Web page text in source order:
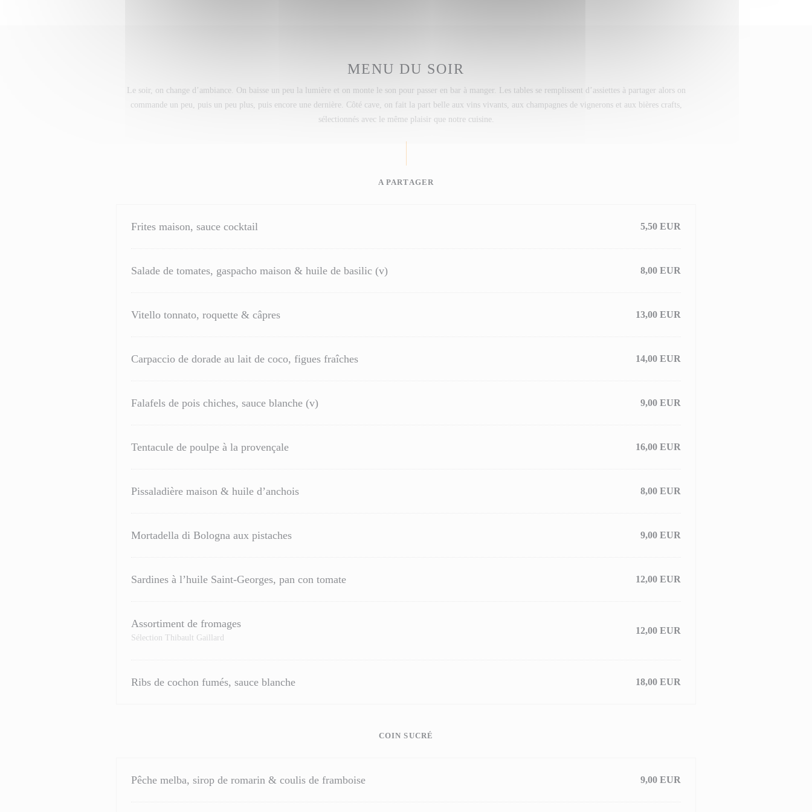
MENU DU SOIR
Le soir, on change d’ambiance. On baisse un peu la lumière et on monte le son pour passer en bar à manger. Les tables se remplissent d’assiettes à partager alors on
commande un peu, puis un peu plus, puis encore une dernière. Côté cave, on fait la part belle aux vins vivants, aux champagnes de vignerons et aux bières crafts,
sélectionnés avec le même plaisir que notre cuisine.
A PARTAGER
Frites maison, sauce cocktail 5,50 EUR
Salade de tomates, gaspacho maison & huile de basilic (v) 8,00 EUR
Vitello tonnato, roquette & câpres 13,00 EUR
Carpaccio de dorade au lait de coco, figues fraîches 14,00 EUR
Falafels de pois chiches, sauce blanche (v) 9,00 EUR
Tentacule de poulpe à la provençale 16,00 EUR
Pissaladière maison & huile d’anchois 8,00 EUR
Mortadella di Bologna aux pistaches 9,00 EUR
Sardines à l’huile Saint-Georges, pan con tomate 12,00 EUR
Assortiment de fromages
Sélection Thibault Gaillard
12,00 EUR
Ribs de cochon fumés, sauce blanche 18,00 EUR
COIN SUCRÉ
Pêche melba, sirop de romarin & coulis de framboise 9,00 EUR